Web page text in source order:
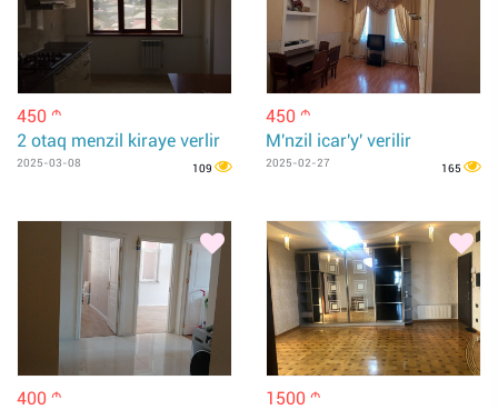
450 m
2 otaq menzil kiraye verlir
2025-03-08 109
450 m
M'nzil icar'y' verilir
2025-02-27 165
400 m 1500 m